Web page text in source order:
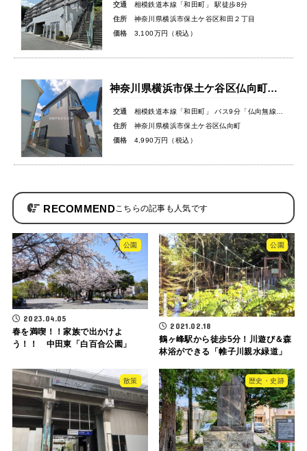
交通
相模鉄道本線「和田町」 駅徒歩8分
住所
神奈川県横浜市保土ケ谷区和田２丁目
価格
3,100万円（税込）
神奈川県横浜市保土ケ谷区仏向町新築戸建
交通
相模鉄道本線「和田町」 バス9分「仏向無線塔」バス停徒歩3分
住所
神奈川県横浜市保土ケ谷区仏向町
価格
4,990万円（税込）
RECOMMEND
公園
2023.04.05
春を満喫！！家族で出かけよ
う！！ 中田東「白百合公園」
公園
2021.02.18
鶴ヶ峰駅から徒歩5分！川遊び＆森
林浴ができる「帷子川親水緑道」
散策 歴史・史跡